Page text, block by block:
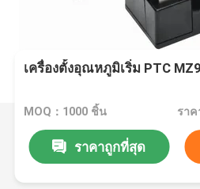
เครื่องตั้งอุณหภูมิเริ่ม PTC
MOQ：1000 ชิ้น ราค
ราคาถูกที่สุด